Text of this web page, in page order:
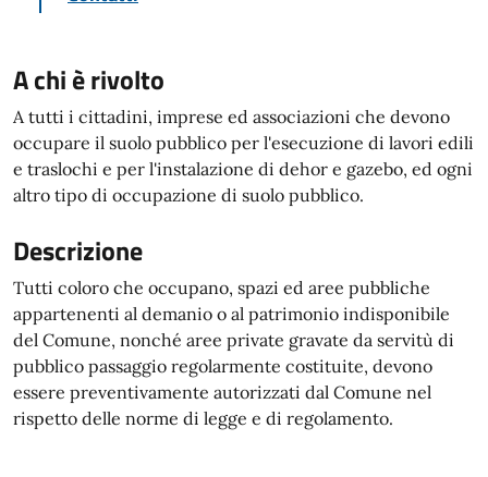
A chi è rivolto
A tutti i cittadini, imprese ed associazioni che devono
occupare il suolo pubblico per l'esecuzione di lavori edili
e traslochi e per l'instalazione di dehor e gazebo, ed ogni
altro tipo di occupazione di suolo pubblico.
Descrizione
Tutti coloro che occupano, spazi ed aree pubbliche
appartenenti al demanio o al patrimonio indisponibile
del Comune, nonché aree private gravate da servitù di
pubblico passaggio regolarmente costituite, devono
essere preventivamente autorizzati dal Comune nel
rispetto delle norme di legge e di regolamento.